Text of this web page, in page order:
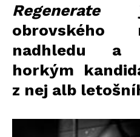
Regenerateje
obrovského
nadhledu a
horkým
z nej alb